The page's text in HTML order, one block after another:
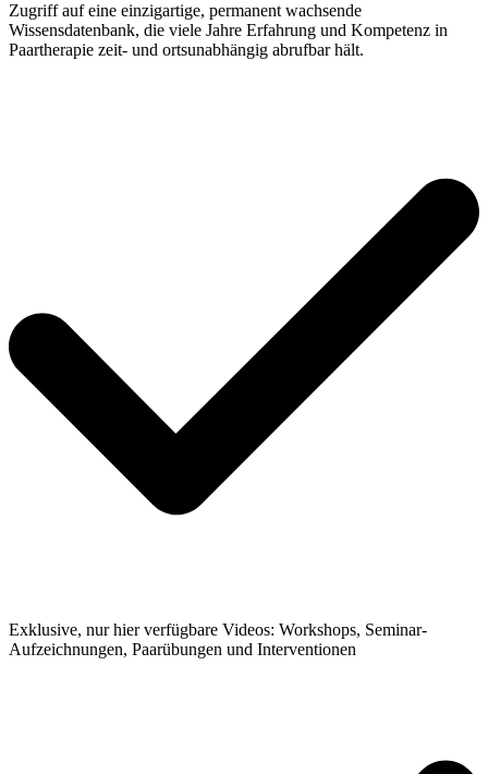
Zugriff auf eine einzigartige, permanent wachsende
Wissensdatenbank, die viele Jahre Erfahrung und Kompetenz in
Paartherapie zeit- und ortsunabhängig abrufbar hält.
Exklusive, nur hier verfügbare Videos: Workshops, Seminar-
Aufzeichnungen, Paarübungen und Interventionen